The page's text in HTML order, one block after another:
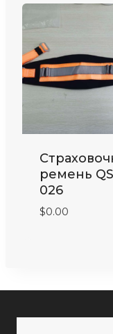
ремень QS
026​
$0.00